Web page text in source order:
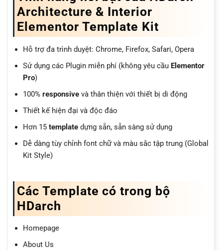
Architecture & Interior
Elementor Template Kit
Hỗ trợ đa trình duyệt: Chrome, Firefox, Safari, Opera
Sử dụng các Plugin miễn phí (không yêu cầu Elementor
Pro)
100% responsivevà thân thiện với thiết bị di động
Thiết kế hiện đại và độc đáo
Hơn 15 templatedựng sẵn, sẵn sàng sử dụng
Dễ dàng tùy chỉnh font chữ và màu sắc tập trung (Global
Kit Style)
Các Template có trong bộ
HDarch
Homepage
About Us